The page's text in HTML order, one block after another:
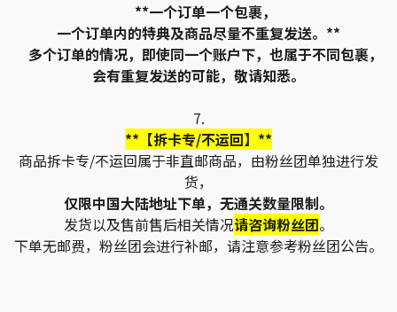
**一个订单一个包裹，
一个订单内的特典及商品尽量不重复发送。**
多个订单的情况，即使同一个账户下，也属于不同包裹，
会有重复发送的可能，敬请知悉。
7.
**【拆卡专/不运回】**
商品拆卡专/不运回属于非直邮商品，由粉丝团单独进行发
货，
仅限中国大陆地址下单，无通关数量限制。
发货以及售前售后相关情况请咨询粉丝团。
下单无邮费，粉丝团会进行补邮，请注意参考粉丝团公告。